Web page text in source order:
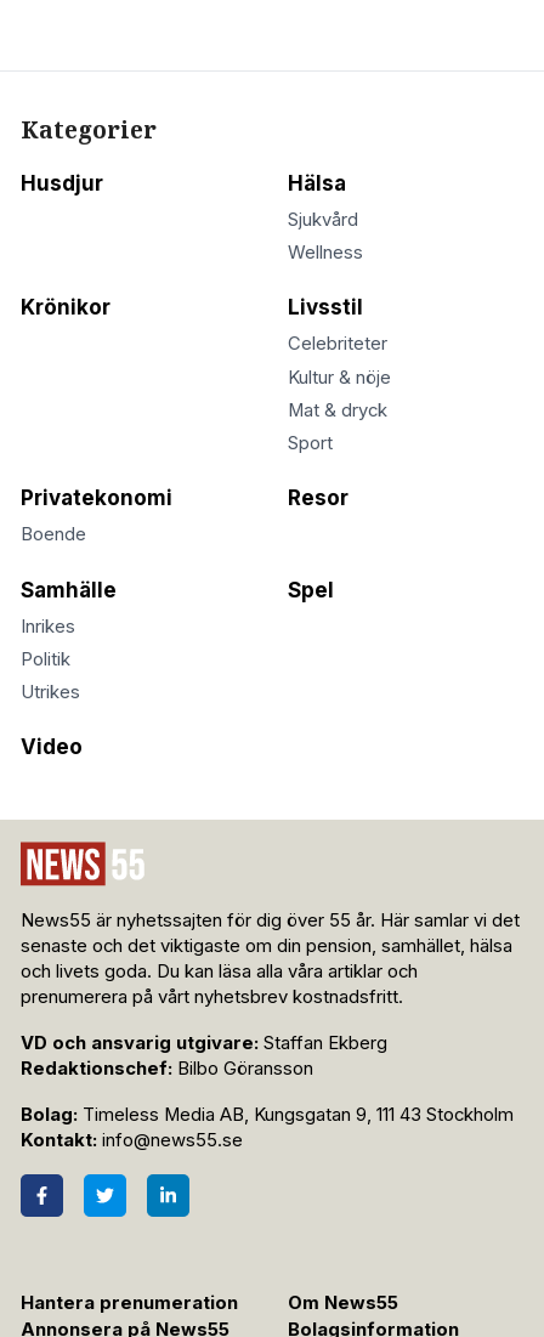
Kategorier
Husdjur Hälsa
Sjukvård
Wellness
Krönikor Livsstil
Celebriteter
Kultur & nöje
Mat & dryck
Sport
Privatekonomi
Boende
Resor
Samhälle
Inrikes
Politik
Utrikes
Spel
Video
News55 är nyhetssajten för dig över 55 år. Här samlar vi det
senaste och det viktigaste om din pension, samhället, hälsa
och livets goda. Du kan läsa alla våra artiklar och
prenumerera på vårt nyhetsbrev kostnadsfritt.
VD och ansvarig utgivare: Staffan Ekberg
Redaktionschef: Bilbo Göransson
Bolag: Timeless Media AB, Kungsgatan 9, 111 43 Stockholm
Kontakt: info@news55.se
Hantera prenumeration
Om News55
Annonsera på News55
Bolagsinformation